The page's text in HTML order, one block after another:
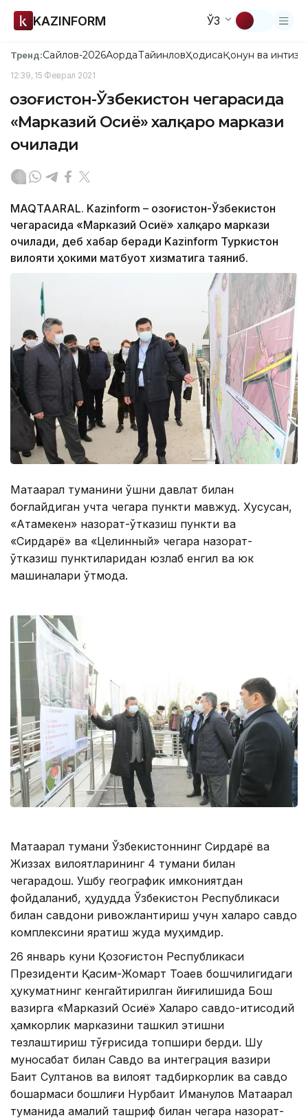
KAZINFORM ЎЗ
Тренд:Сайлов-2026АқордаТайинловҲодисаҚонун ва
12:39, 15 Феврал 2021
Қозоғистон-Ўзбекистон чегарасида
«Марказий Осиё» халқаро маркази
очилади
MAQTAARAL. Kazinform – Қозоғистон-Ўзбекистон
чегарасида «Марказий Осиё» халқаро маркази
очилади, деб хабар беради Kazinform Туркистон
вилояти ҳокими матбуот хизматига таяниб.
Мақтаарал туманини қўшни давлат билан
боғлайдиган учта чегара пункти мавжуд. Хусусан,
«Атамекен» назорат-ўтказиш пункти ва
«Сирдарё» ва «Целинный» чегара назорат-
ўтказиш пунктиларидан юзлаб енгил ва юк
машиналари ўтмоқда.
Мақтаарал тумани Ўзбекистоннинг Сирдарё ва
Жиззах вилоятларининг 4 тумани билан
чегарадош. Ушбу географик имкониятдан
фойдаланиб, ҳудудда Ўзбекистон Республикаси
билан савдони ривожлантириш учун халқаро савдо
комплексини яратиш жуда муҳимдир.
26 январь куни Қозоғистон Республикаси
Президенти Қасим-Жомарт Тоқаев бошчилигидаги
ҳукуматнинг кенгайтирилган йиғилишида Бош
вазирга «Марказий Осиё» Халқаро савдо-иқтисодий
ҳамкорлик марказини ташкил этишни
тезлаштириш тўғрисида топшириқ берди. Шу
муносабат билан Савдо ва интеграция вазири
Бақит Султанов ва вилоят тадбиркорлик ва савдо
бошқармаси бошлиғи Нурбақит Иманқулов Мақтаарал
туманида амалий ташриф билан чегара назорат-